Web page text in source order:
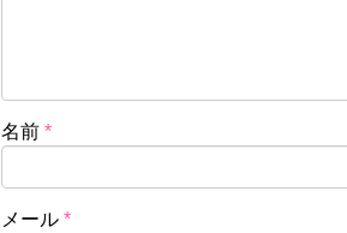
名前 *
メール *